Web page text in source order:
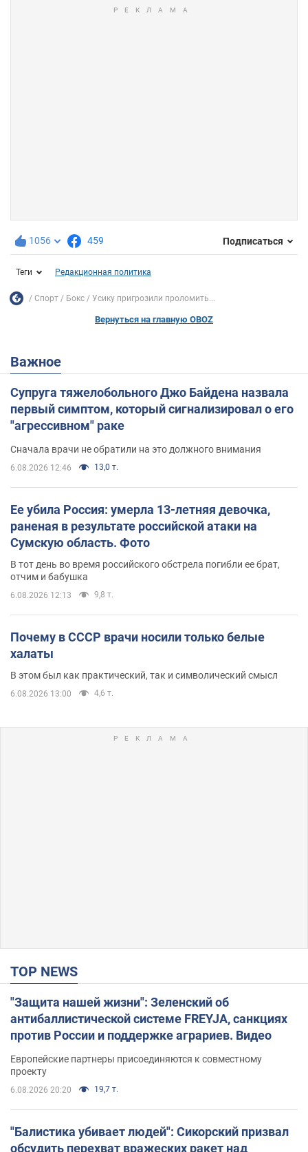
1056 459 Подписаться
Теги Редакционная политика
Спорт Бокс Усику пригрозили проломить...
Вернуться на главную OBOZ
Важное
Супруга тяжелобольного Джо Байдена назвала
первый симптом, который сигнализировал о его
"агрессивном" раке
Сначала врачи не обратили на это должного внимания
6.08.2026 12:46 13,0 т.
Ее убила Россия: умерла 13-летняя девочка,
раненая в результате российской атаки на
Сумскую область. Фото
В тот день во время российского обстрела погибли ее брат,
отчим и бабушка
6.08.2026 12:13 9,8 т.
Почему в СССР врачи носили только белые
халаты
В этом был как практический, так и символический смысл
6.08.2026 13:00 4,6 т.
TOP NEWS
"Защита нашей жизни": Зеленский об
антибаллистической системе FREYJA, санкциях
против России и поддержке аграриев. Видео
Европейские партнеры присоединяются к совместному
проекту
6.08.2026 20:20 19,7 т.
"Балистика убивает людей": Сикорский призвал
обсудить перехват вражеских ракет над